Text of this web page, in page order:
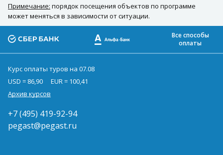
Примечание: порядок посещения объектов по программе
может меняться в зависимости от ситуации.
Все способы
оплаты
Курс оплаты туров на 07.08
USD = 86,90
EUR = 100,41
Архив курсов
+7 (495) 419-92-94
pegast@pegast.ru